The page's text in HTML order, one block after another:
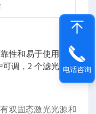
性和易于使用方面
可调，2个滤光片，
双固态激光光源和
电话咨询